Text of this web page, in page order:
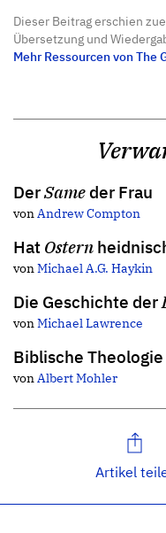
Dieser Beitrag erschien
Übersetzung und
Mehr Ressourcen von The
DerSame der Frau
vonAndrew Compton
Hat Ostern
vonMichael A.G. Haykin
Die Geschichte der
vonMichael Lawrence
Biblische
vonAlbert Mohler
Artikel